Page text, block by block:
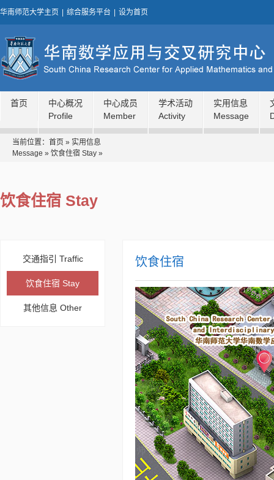
华南师范大学主页 综合服务平台 设为首页
首页
中心概况
Profile
中心成员
Member
学术活动
Activity
实用信息
Message
当前位置： 首页 » 实用信息
Message » 饮食住宿 Stay »
饮食住宿 Stay
交通指引 Traffic
饮食住宿 Stay
其他信息 Other
饮食住宿